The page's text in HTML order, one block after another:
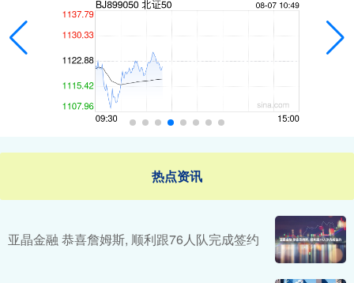
热点资讯
亚晶金融 恭喜詹姆斯, 顺利跟76人队完成签约